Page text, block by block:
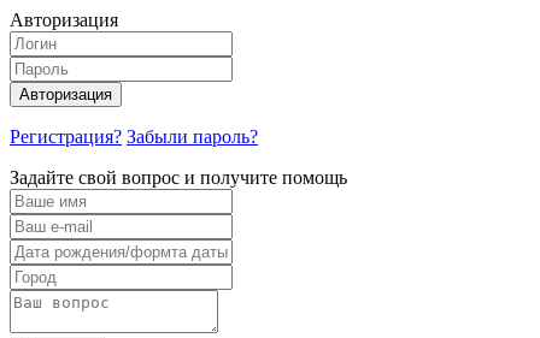
Авторизация
Авторизация
Регистрация? Забыли пароль?
Задайте свой вопрос и получите помощь